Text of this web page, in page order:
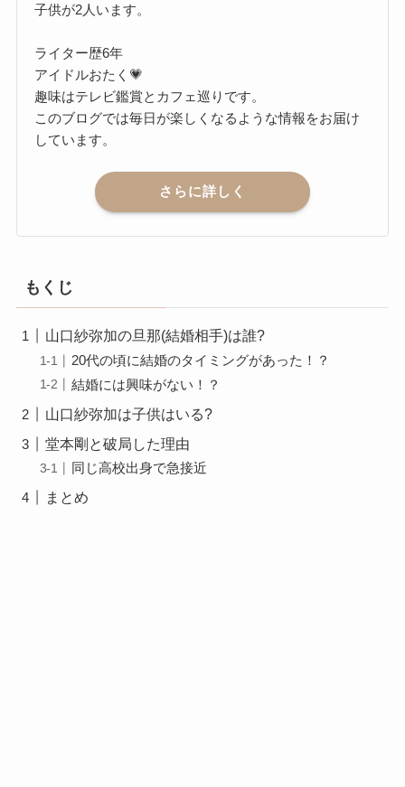
子供が2人います。
ライター歴6年
アイドルおたく💗
趣味はテレビ鑑賞とカフェ巡りです。
このブログでは毎日が楽しくなるような情報をお届け
しています。
さらに詳しく
もくじ
山口紗弥加の旦那(結婚相手)は誰?
20代の頃に結婚のタイミングがあった！？
結婚には興味がない！？
山口紗弥加は子供はいる?
堂本剛と破局した理由
同じ高校出身で急接近
まとめ